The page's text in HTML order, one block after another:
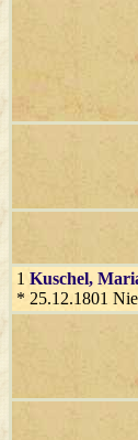
1 Kuschel,
* 25.12.1801